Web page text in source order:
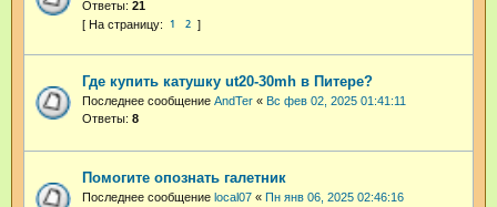
Ответы: 21
1 2
Где купить катушку ut20-30mh в Питере?
Последнее сообщение AndTer « Вс фев 02, 2025 01:41:11
Ответы: 8
Помогите опознать галетник
Последнее сообщение local07 « Пн янв 06, 2025 02:46:16